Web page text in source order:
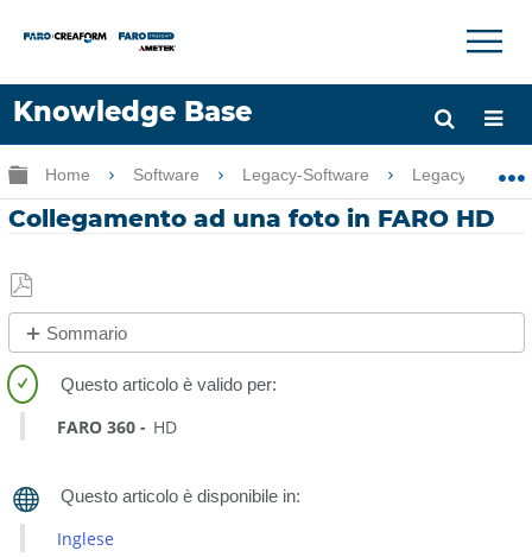
Knowledge Base
Lingua
Chiedere aiuto Accesso
×
Ingrandisci/riduci gerarchia globale
Home Software Legacy-Software Legacy-FARO
Collegamento ad una foto in FARO HD
Salva
come
PDF
Sommario
No
intestazioni
FARO 360 HD
Inglese